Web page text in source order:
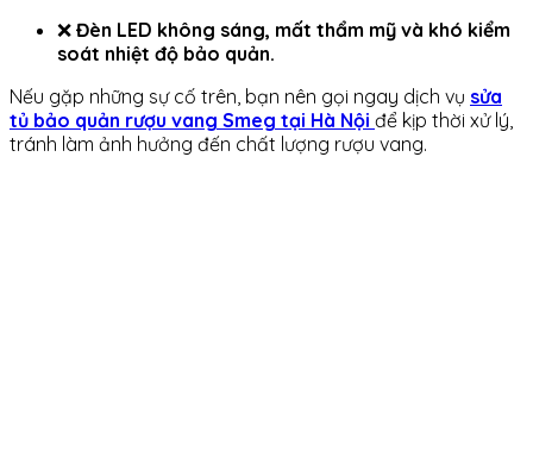
❌ Đèn LED không sáng, mất thẩm mỹ và khó kiểm
soát nhiệt độ bảo quản.
Nếu gặp những sự cố trên, bạn nên gọi ngay dịch vụ sửa
tủ bảo quản rượu vang Smeg tại Hà Nội để kịp thời xử lý,
tránh làm ảnh hưởng đến chất lượng rượu vang.